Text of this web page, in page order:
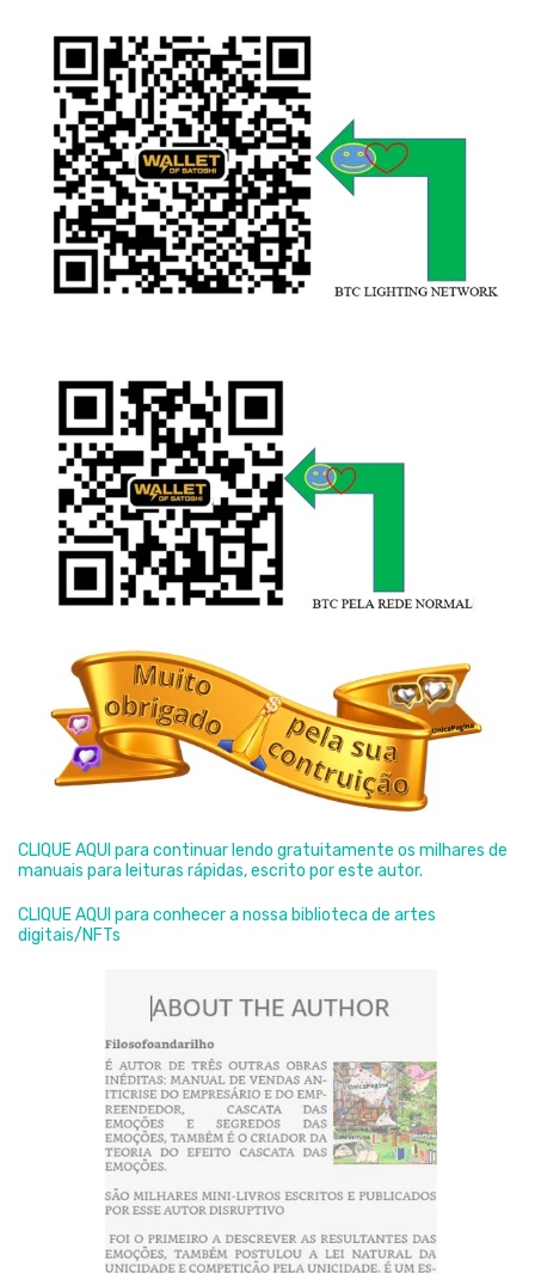
CLIQUE AQUI para continuar lendo gratuitamente os milhares de
manuais para leituras rápidas, escrito por este autor.
CLIQUE AQUI para conhecer a nossa biblioteca de artes
digitais/NFTs